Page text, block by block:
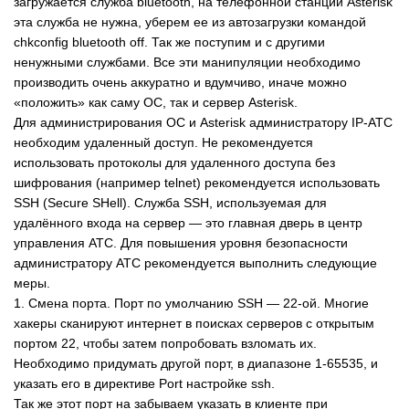
эта служба не нужна, уберем ее из автозагрузки командой
chkconfig bluetooth off. Так же поступим и с другими
ненужными службами. Все эти манипуляции необходимо
производить очень аккуратно и вдумчиво, иначе можно
«положить» как саму ОС, так и сервер Asterisk.
Для администрирования ОС и Asterisk администратору IP-ATC
необходим удаленный доступ. Не рекомендуется
использовать протоколы для удаленного доступа без
шифрования (например telnet) рекомендуется использовать
SSH (Secure SHell). Служба SSH, используемая для
удалённого входа на сервер — это главная дверь в центр
управления АТС. Для повышения уровня безопасности
администратору АТС рекомендуется выполнить следующие
меры.
1. Смена порта. Порт по умолчанию SSH — 22-ой. Многие
хакеры сканируют интернет в поисках серверов с открытым
портом 22, чтобы затем попробовать взломать их.
Необходимо придумать другой порт, в диапазоне 1-65535, и
указать его в директиве Port настройке ssh.
Так же этот порт на забываем указать в клиенте при